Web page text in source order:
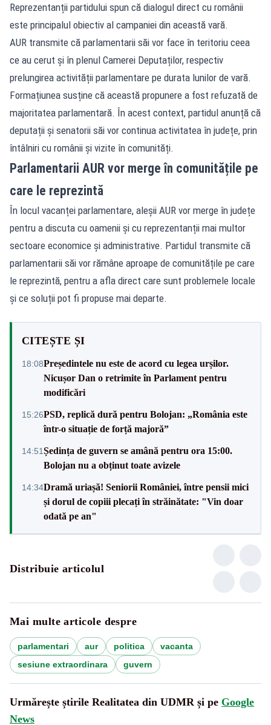
Reprezentanții partidului spun că dialogul direct cu românii
este principalul obiectiv al campaniei din această vară.
AUR transmite că parlamentarii săi vor face în teritoriu ceea
ce au cerut și în plenul Camerei Deputaților, respectiv
prelungirea activității parlamentare pe durata lunilor de vară.
Formațiunea susține că această propunere a fost refuzată de
majoritatea parlamentară. În acest context, partidul anunță că
deputații și senatorii săi vor continua activitatea în județe, prin
întâlniri cu românii și vizite în comunități.
Parlamentarii AUR vor merge în comunitățile pe
care le reprezintă
În locul vacanței parlamentare, aleșii AUR vor merge în județe
pentru a discuta cu oamenii și cu reprezentanții mai multor
sectoare economice și administrative. Partidul transmite că
parlamentarii săi vor rămâne aproape de comunitățile pe care
le reprezintă, pentru a afla direct care sunt problemele locale
și ce soluții pot fi propuse mai departe.
CITEȘTE ȘI
18:08Președintele nu este de acord cu legea urșilor.
Nicușor Dan o retrimite în Parlament pentru
modificări
15:26PSD, replică dură pentru Bolojan: „România este
într-o situație de forță majoră”
14:51Ședința de guvern se amână pentru ora 15:00.
Bolojan nu a obținut toate avizele
14:34Dramă uriașă! Seniorii României, între pensii mici
și dorul de copiii plecați în străinătate: "Vin doar
odată pe an"
Distribuie articolul
Mai multe articole despre
parlamentari aur politica
vacanta
sesiune extraordinara
guvern
Urmărește știrile Realitatea din UDMR și pe Google
News